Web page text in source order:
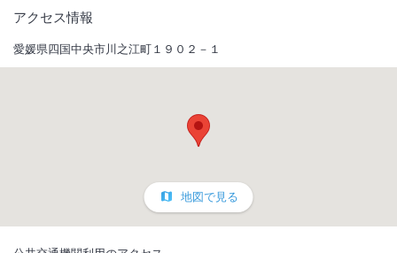
アクセス情報
愛媛県四国中央市川之江町１９０２－１
地図で見る